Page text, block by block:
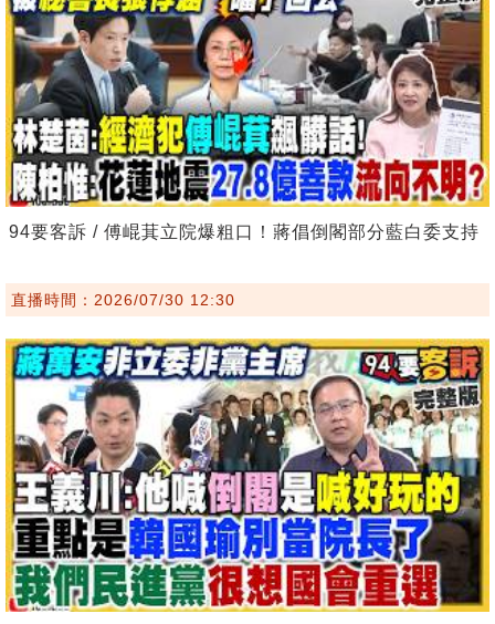
94要客訴 / 傅崐萁立院爆粗口！蔣倡倒閣部分藍白委支持
直播時間：2026/07/30 12:30